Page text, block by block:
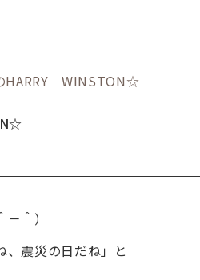
HARRY WINSTON☆
＾）
震災の日だね」と